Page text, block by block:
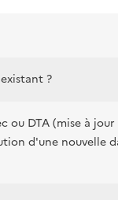
?
ou DTA (mise à jour
d'une nouvelle